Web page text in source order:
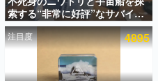
索する“非常に好評”なサバイバ
ルゲーム『Breathedge』が無
料で配布中。入手できる期間は8
月10日まで
注目度 4895